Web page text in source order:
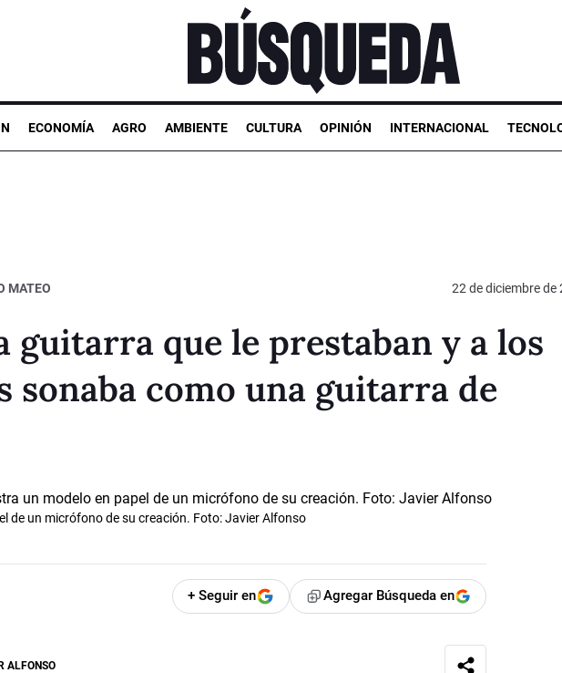
ECONOMÍA AGRO AMBIENTE CULTURA OPINIÓN INTERNACIONAL
MATEO 22 de diciembre de
guitarra que le prestaban y a los
sonaba como una guitarra de
de un micrófono de su creación. Foto: Javier Alfonso
+ Seguir en Agregar Búsqueda en
ALFONSO